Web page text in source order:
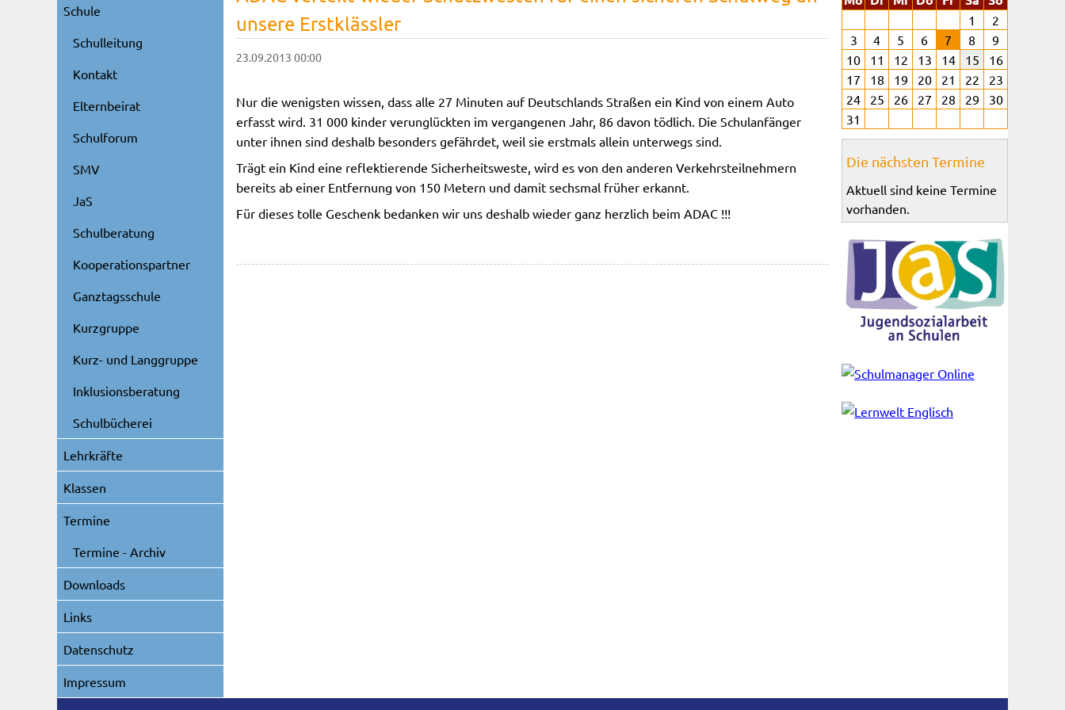
unsere Erstklässler
23.09.2013 00:00
Nur die wenigsten wissen, dass alle 27 Minuten auf Deutschlands Straßen ein Kind von einem Auto
erfasst wird. 31 000 kinder verunglückten im vergangenen Jahr, 86 davon tödlich. Die Schulanfänger
unter ihnen sind deshalb besonders gefährdet, weil sie erstmals allein unterwegs sind.
Trägt ein Kind eine reflektierende Sicherheitsweste, wird es von den anderen Verkehrsteilnehmern
bereits ab einer Entfernung von 150 Metern und damit sechsmal früher erkannt.
Für dieses tolle Geschenk bedanken wir uns deshalb wieder ganz herzlich beim ADAC !!!
Schule
Schulleitung
Kontakt
Elternbeirat
Schulforum
SMV
JaS
Schulberatung
Kooperationspartner
Ganztagsschule
Kurzgruppe
Kurz- und Langgruppe
Inklusionsberatung
Schulbücherei
Lehrkräfte
Klassen
Termine
Termine - Archiv
Downloads
Links
Datenschutz
Impressum
1
2
3
4 5 6 7 8
9
10
11 12 13 14 15
16
17
18 19 20 21 22
23
24
25 26 27 28 29
30
31
Die nächsten Termine
Aktuell sind keine Termine
vorhanden.